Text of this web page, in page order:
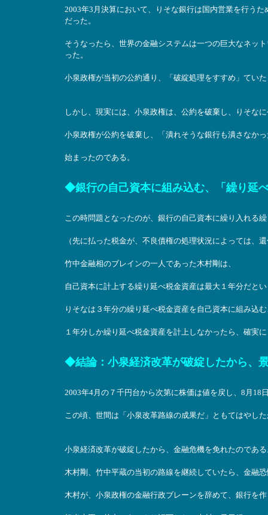
2003年3月決算において、りそな銀行は国内営業を行う
だった。
そうなったら、世界の金融システムは一つの巨大なネッ
った。
小泉政権が当初の公約通り、「破綻処理をすすめ」てい
しかし、現実には、小泉政権は、公約を破棄し、りそな
小泉政権が公約を破棄し、「潰れそうな銀行も潰さなか
始まったのである。
◆銀行の自己資本に組み込む、「繰り延
この時問題となったのが、銀行の自己資本に繰り入れる
（先に払った税金が、不良債権の処理状況によっては、
竹中金融相のブレインの一人であった木村剛は、
自己資本に計上する繰り延べ税金資産は最大１年分だと
りそなは３年分の繰り延べ税金資産を自己資本に組み込
１年分しか繰り延べ税金資産を計上しなかったら、確実
◆結論：小泉経済改革が破綻したから、
2003年4月の７千円台から次第に株価は値を戻し、8月18
この頃、世間は「小泉改革路線の成果だ」ともてはやし
小泉経済改革が破綻したから、金融危機を免れたのである
木村剛、竹中平蔵の当初の路線を継続していたら、金融
木村が、小泉政権の金融行政ブレーンを辞めて、銀行を